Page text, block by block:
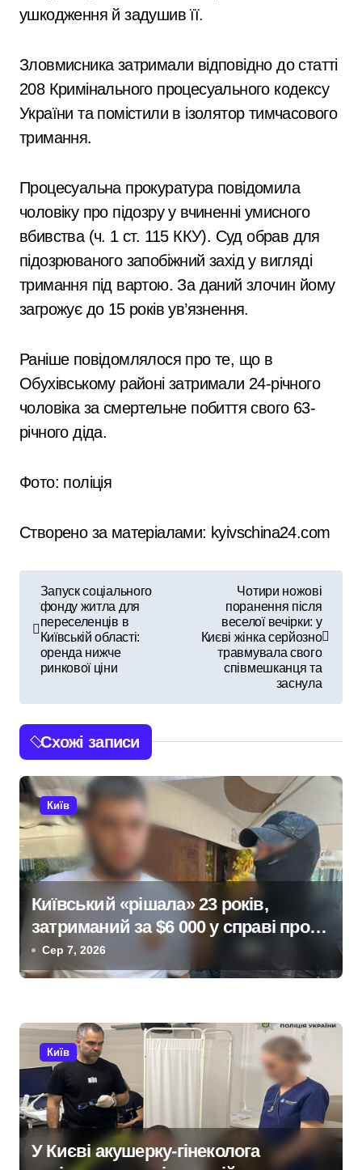
ушкодження й задушив її.
Зловмисника затримали відповідно до статті
208 Кримінального процесуального кодексу
України та помістили в ізолятор тимчасового
тримання.
Процесуальна прокуратура повідомила
чоловіку про підозру у вчиненні умисного
вбивства (ч. 1 ст. 115 ККУ). Суд обрав для
підозрюваного запобіжний захід у вигляді
тримання під вартою. За даний злочин йому
загрожує до 15 років ув’язнення.
Раніше повідомлялося про те, що в
Обухівському районі затримали 24-річного
чоловіка за смертельне побиття свого 63-
річного діда.
Фото: поліція
Створено за матеріалами: kyivschina24.com
г
а
ц
і
я
з
а
п
и
с
Запуск соціального
фонду житла для
переселенців в
Київській області:
оренда нижче
ринкової ціни
Чотири ножові
поранення після
веселої вечірки: у
Києві жінка серйозно
травмувала свого
співмешканця та
заснула
Схожі записи
Київ
Київський «рішала» 23 років,
затриманий за $6 000 у справі про
«звільнення» від мобілізації
Сер 7, 2026
Київ
У Києві акушерку-гінеколога